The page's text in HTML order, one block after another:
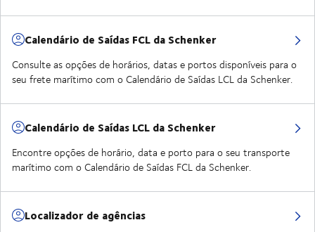
Calendário de Saídas FCL da Schenker
Consulte as opções de horários, datas e portos disponíveis para o
seu frete marítimo com o Calendário de Saídas LCL da Schenker.
Calendário de Saídas LCL da Schenker
Encontre opções de horário, data e porto para o seu transporte
marítimo com o Calendário de Saídas FCL da Schenker.
Localizador de agências